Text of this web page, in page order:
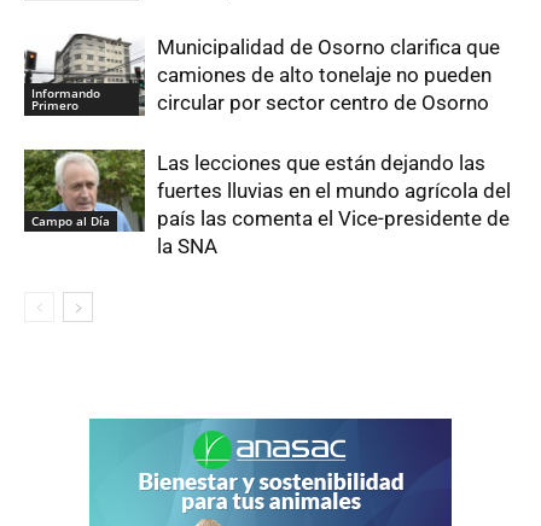
Informando
Primero
Municipalidad de Osorno clarifica que
camiones de alto tonelaje no pueden
circular por sector centro de Osorno
Campo al Día
Las lecciones que están dejando las
fuertes lluvias en el mundo agrícola del
país las comenta el Vice-presidente de
la SNA